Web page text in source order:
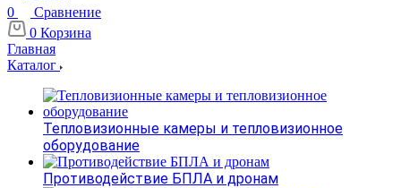
0
Сравнение
0 Корзина
Главная
Каталог
Тепловизионные камеры и тепловизионное
оборудование
Противодействие БПЛА и дронам